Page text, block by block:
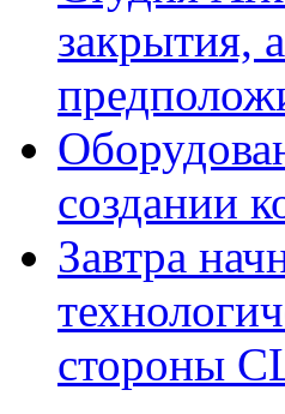
закрытия,
создании
Завтра
стороны